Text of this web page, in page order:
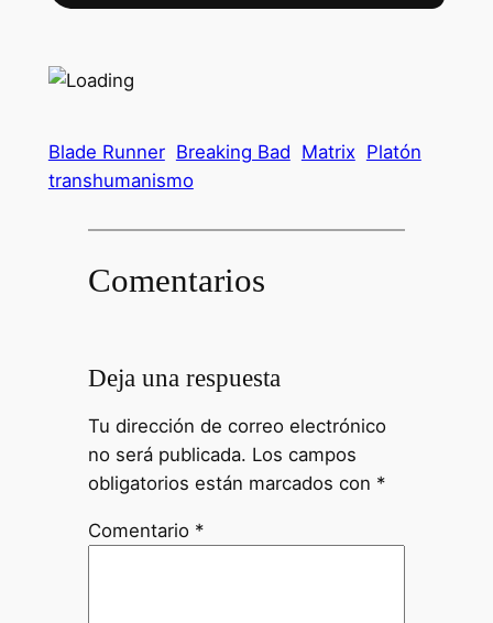
Blade Runner Breaking Bad Matrix Platón
transhumanismo
Comentarios
Deja una respuesta
Tu dirección de correo electrónico
no será publicada. Los campos
obligatorios están marcados con *
Comentario *